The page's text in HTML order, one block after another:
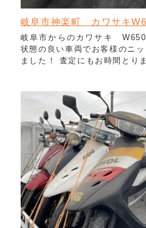
岐阜市神楽町 カワサキ
岐阜市からのカワサキ
状態の良い車両でお客様のニ
ました！ 査定にもお時間とり